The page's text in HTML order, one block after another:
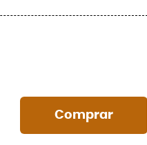
Comprar